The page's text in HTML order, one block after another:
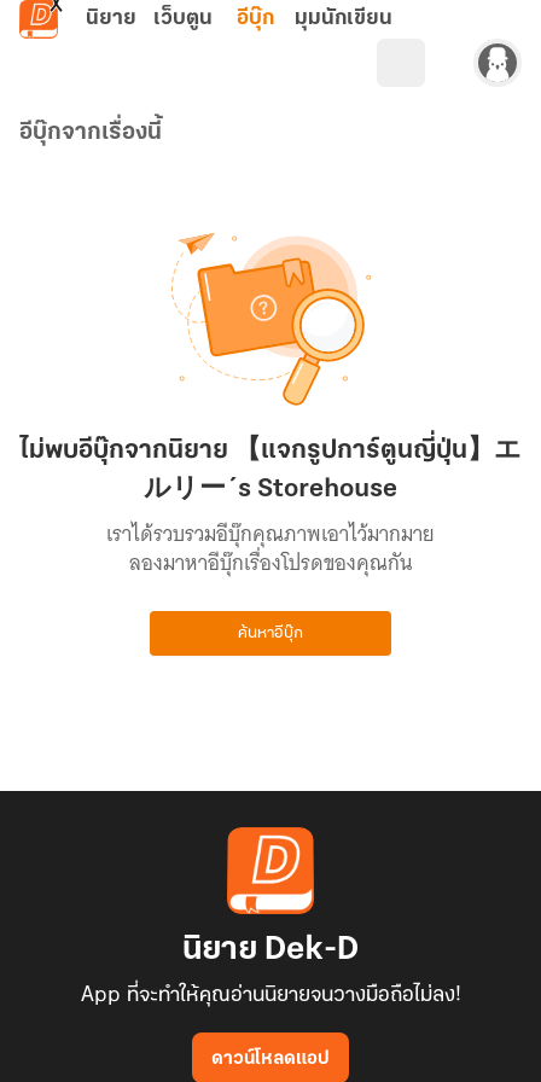
ข้ามไปยังเนื้อหาหลัก
นิยาย เว็บตูน อีบุ๊ก มุมนักเขียน
อีบุ๊กจากเรื่องนี้
ไม่พบอีบุ๊กจากนิยาย 【แจกรูปการ์ตูนญี่ปุ่น】エ
ルリー´s Storehouse
เราได้รวบรวมอีบุ๊กคุณภาพเอาไว้มากมาย
ลองมาหาอีบุ๊กเรื่องโปรดของคุณกัน
ค้นหาอีบุ๊ก
นิยาย Dek-D
App ที่จะทำให้คุณอ่านนิยายจนวางมือถือไม่ลง!
ดาวน์โหลดแอป